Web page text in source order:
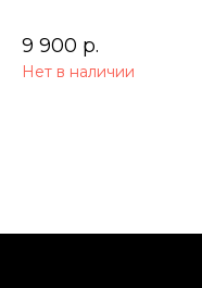
9 900 р.
Нет в наличии